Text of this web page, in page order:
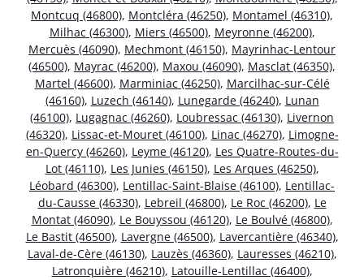
Montcuq (46800), Montcléra (46250), Montamel (46310),
Milhac (46300), Miers (46500), Meyronne (46200),
Mercuès (46090), Mechmont (46150), Mayrinhac-Lentour
(46500), Mayrac (46200), Maxou (46090), Masclat (46350),
Martel (46600), Marminiac (46250), Marcilhac-sur-Célé
(46160), Luzech (46140), Lunegarde (46240), Lunan
(46100), Lugagnac (46260), Loubressac (46130), Livernon
(46320), Lissac-et-Mouret (46100), Linac (46270), Limogne-
en-Quercy (46260), Leyme (46120), Les Quatre-Routes-du-
Lot (46110), Les Junies (46150), Les Arques (46250),
Léobard (46300), Lentillac-Saint-Blaise (46100), Lentillac-
du-Causse (46330), Lebreil (46800), Le Roc (46200), Le
Montat (46090), Le Bouyssou (46120), Le Boulvé (46800),
Le Bastit (46500), Lavergne (46500), Lavercantière (46340),
Laval-de-Cère (46130), Lauzès (46360), Lauresses (46210),
Latronquière (46210), Latouille-Lentillac (46400),